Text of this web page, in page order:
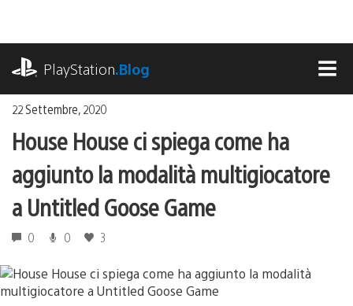
contenuto
PlayStation.Blog
22 Settembre, 2020
House House ci spiega come ha
aggiunto la modalità multigiocatore
a Untitled Goose Game
0 0 3